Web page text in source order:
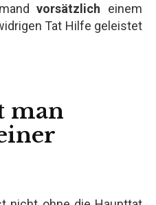
vorsätzlich einem
Tat Hilfe geleistet
man